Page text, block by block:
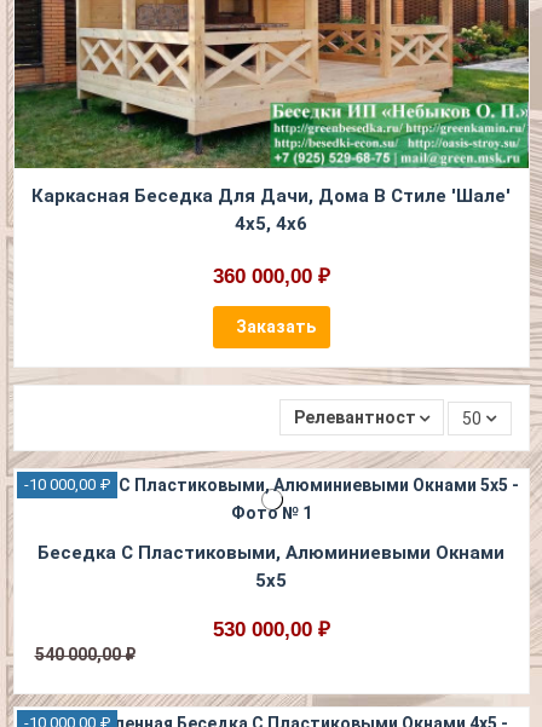
Каркасная Беседка Для Дачи, Дома В Стиле 'Шале'
4х5, 4х6
360 000,00 ₽
Заказать
Релевантность 50
-10 000,00 ₽
Беседка С Пластиковыми, Алюминиевыми Окнами
5х5
530 000,00 ₽
540 000,00 ₽
-10 000,00 ₽